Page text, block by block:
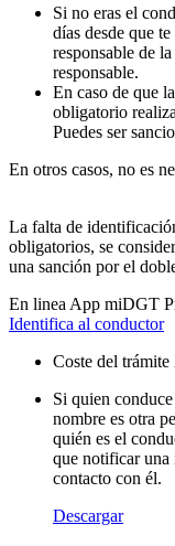
Si no eras el
días desde que
responsable de
responsable.
En caso de que
obligatorio
Puedes ser
En otros casos, no es
La falta de
obligatorios, se
una sanción por el
En linea App miDGT
Identifica al conductor
Coste del trámite
Si quien
nombre es otra
quién es el
que notificar una
contacto con él.
Descargar